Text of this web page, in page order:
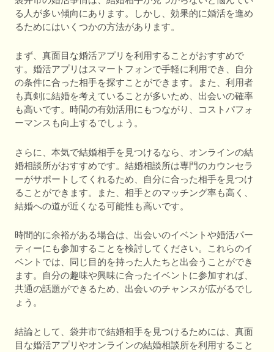
る人が多い傾向にあります。しかし、効果的に婚活を進め
るためにはいくつかの方法があります。
まず、真面目な婚活アプリを利用することがおすすめで
す。婚活アプリはスマートフォンで手軽に利用でき、自分
の条件に合った相手を探すことができます。また、利用者
も真剣に結婚を考えていることが多いため、出会いの確率
も高いです。時間の有効活用にもつながり、コストパフォ
ーマンスも向上するでしょう。
さらに、本気で結婚相手を見つけるなら、オンラインの結
婚相談所がおすすめです。結婚相談所は専門のカウンセラ
ーがサポートしてくれるため、自分に合った相手を見つけ
ることができます。また、相手とのマッチング率も高く、
結婚への道が近くなる可能性も高いです。
時間的に余裕がある場合は、出会いのイベントや婚活パー
ティーにも参加することを検討してください。これらのイ
ベントでは、同じ目的を持った人たちと出会うことができ
ます。自分の趣味や興味に合ったイベントに参加すれば、
共通の話題ができるため、出会いのチャンスが広がるでし
ょう。
結論として、袋井市で結婚相手を見つけるためには、真面
目な婚活アプリやオンラインの結婚相談所を利用すること